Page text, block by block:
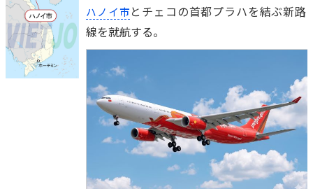
ハノイ市とチェコの首都プラハを結ぶ新路
線を就航する。